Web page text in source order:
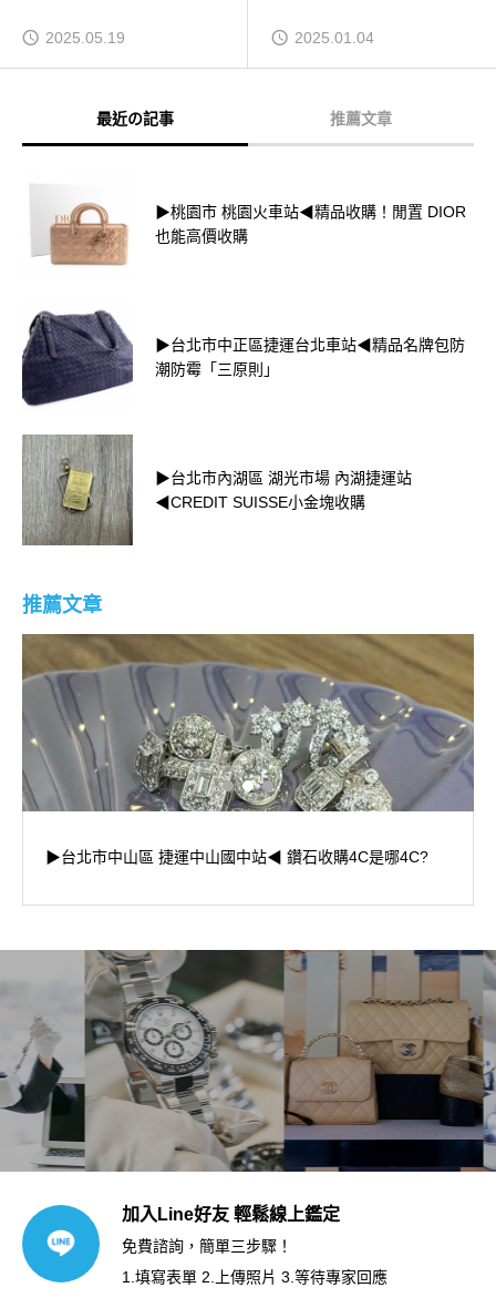
2025.05.19 2025.01.04
最近の記事 推薦文章
▶桃園市 桃園火車站◀精品收購！閒置 DIOR
也能高價收購
▶台北市中正區捷運台北車站◀精品名牌包防
潮防霉「三原則」
▶台北市內湖區 湖光市場 內湖捷運站
◀CREDIT SUISSE小金塊收購
推薦文章
▶台北市中山區 捷運中山國中站◀ 鑽石收購4C是哪4C?
加入Line好友 輕鬆線上鑑定
免費諮詢，簡單三步驟！
1.填寫表單 2.上傳照片 3.等待專家回應